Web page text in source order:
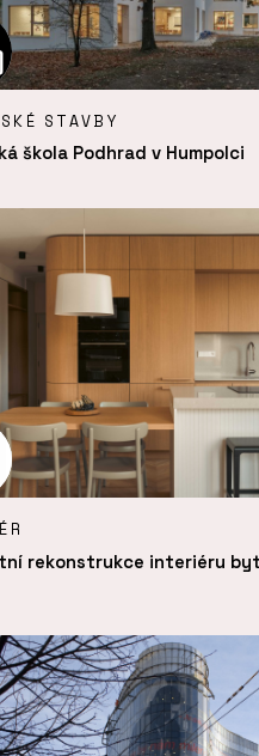
STAVBY
škola Podhrad v Humpolci
rekonstrukce interiéru